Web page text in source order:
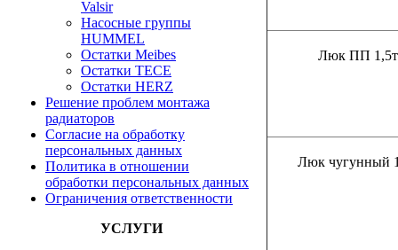
Valsir
Насосные группы
HUMMEL
Остатки Meibes
Остатки ТЕСЕ
Остатки HERZ
Решение проблем монтажа
радиаторов
Согласие на обработку
персональных данных
Политика в отношении
обработки персональных данных
Ограничения ответственности
УСЛУГИ
Люк ПП
Люк чугунный